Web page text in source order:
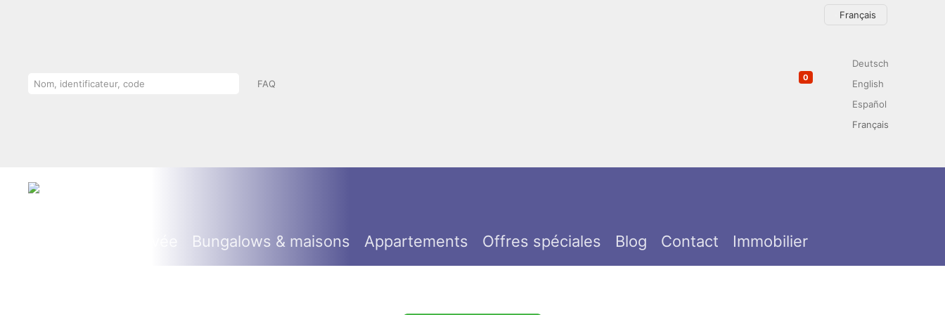
FAQ
0
Sélectionnez votre langue
Français
Deutsch
English
Español
Français
Bungalows & maisons Appartements Offres spéciales Blog Contact Immobilier